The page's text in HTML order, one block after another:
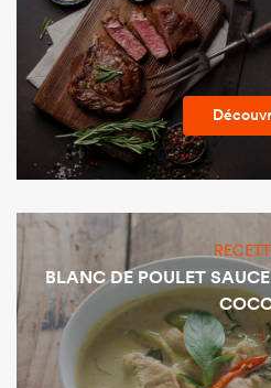
BLANC DE POULET